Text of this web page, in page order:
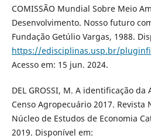
COMISSÃO Mundial Sobre Meio
Desenvolvimento. Nosso futuro
Fundação Getúlio Vargas, 1988.
https://edisciplinas.usp.br/
Acesso em: 15 jun. 2024.
DEL GROSSI, M. A identificação
Censo Agropecuário 2017. Revista
Núcleo de Estudos de Economia
2019. Disponível em: